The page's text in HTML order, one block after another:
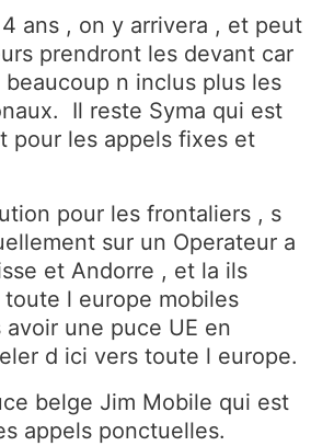
ans , on y arrivera , et peut
prendront les devant car
n inclus plus les
Il reste Syma qui est
pour les appels fixes et
pour les frontaliers , s
sur un Operateur a
et Andorre , et la ils
l europe mobiles
une puce UE en
d ici vers toute l europe.
belge Jim Mobile qui est
appels ponctuelles.